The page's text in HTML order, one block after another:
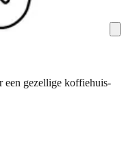
een gezellige koffiehuis-